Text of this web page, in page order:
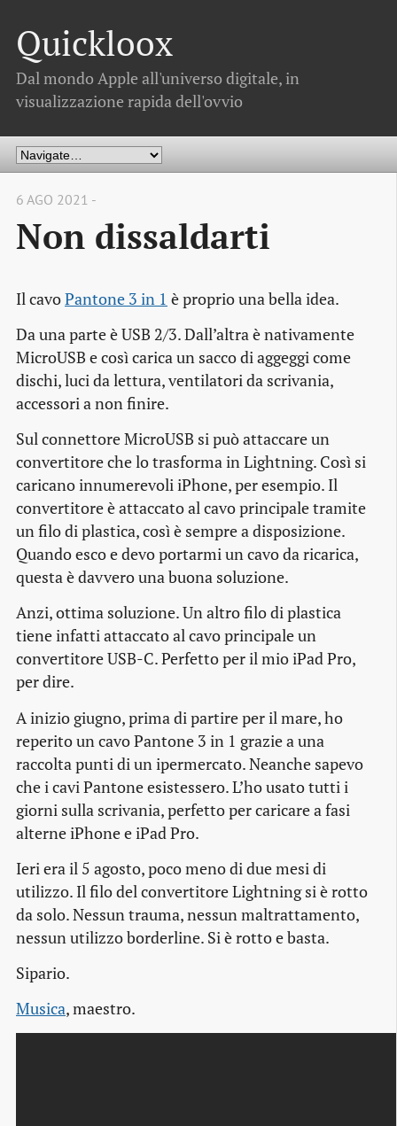
Quickloox
Dal mondo Apple all'universo digitale, in
visualizzazione rapida dell'ovvio
6 AGO 2021 -
Non dissaldarti
Il cavoPantone 3 in 1 è proprio una bella idea.
Da una parte è USB 2/3. Dall’altra è nativamente
MicroUSB e così carica un sacco di aggeggi come
dischi, luci da lettura, ventilatori da scrivania,
accessori a non finire.
Sul connettore MicroUSB si può attaccare un
convertitore che lo trasforma in Lightning. Così si
caricano innumerevoli iPhone, per esempio. Il
convertitore è attaccato al cavo principale tramite
un filo di plastica, così è sempre a disposizione.
Quando esco e devo portarmi un cavo da ricarica,
questa è davvero una buona soluzione.
Anzi, ottima soluzione. Un altro filo di plastica
tiene infatti attaccato al cavo principale un
convertitore USB-C. Perfetto per il mio iPad Pro,
per dire.
A inizio giugno, prima di partire per il mare, ho
reperito un cavo Pantone 3 in 1 grazie a una
raccolta punti di un ipermercato. Neanche sapevo
che i cavi Pantone esistessero. L’ho usato tutti i
giorni sulla scrivania, perfetto per caricare a fasi
alterne iPhone e iPad Pro.
Ieri era il 5 agosto, poco meno di due mesi di
utilizzo. Il filo del convertitore Lightning si è rotto
da solo. Nessun trauma, nessun maltrattamento,
nessun utilizzo borderline. Si è rotto e basta.
Sipario.
Musica, maestro.